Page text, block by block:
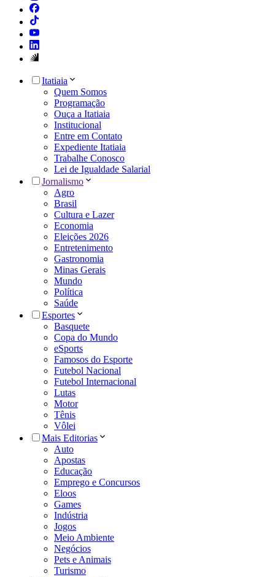
Itatiaia
Quem Somos
Programação
Ouça a Itatiaia
Institucional
Entre em Contato
Expediente Itatiaia
Trabalhe Conosco
Lei de Igualdade Salarial
Jornalismo
Agro
Brasil
Cultura e Lazer
Economia
Eleições 2026
Entretenimento
Gastronomia
Minas Gerais
Mundo
Política
Saúde
Esportes
Basquete
Copa do Mundo
eSports
Famosos do Esporte
Futebol Nacional
Futebol Internacional
Lutas
Motor
Tênis
Vôlei
Mais Editorias
Auto
Apostas
Educação
Emprego e Concursos
Eloos
Games
Indústria
Jogos
Meio Ambiente
Negócios
Pets e Animais
Turismo